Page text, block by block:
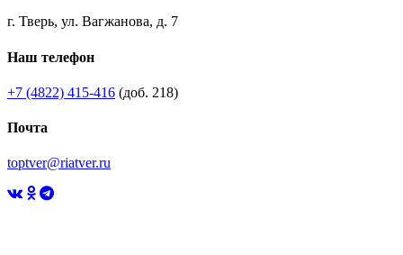
г. Тверь, ул. Вагжанова, д. 7
Наш телефон
+7 (4822) 415-416 (доб. 218)
Почта
toptver@riatver.ru